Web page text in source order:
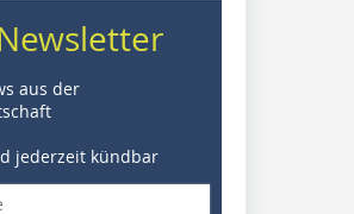
aus der
jederzeit kündbar